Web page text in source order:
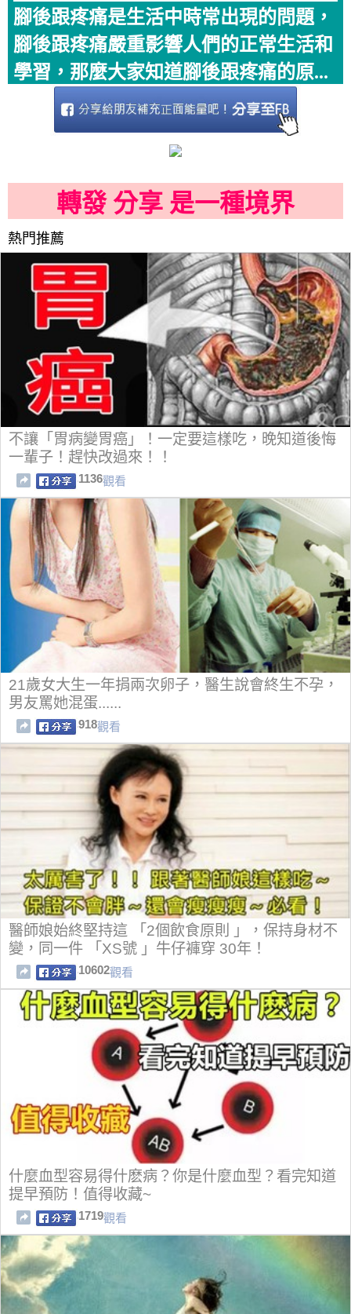
腳後跟疼痛是生活中時常出現的問題，
腳後跟疼痛嚴重影響人們的正常生活和
學習，那麼大家知道腳後跟疼痛的原...
轉發 分享 是一種境界
熱門推薦
不讓「胃病變胃癌」！一定要這樣吃，晚知道後悔
一輩子！趕快改過來！！
1136觀看
21歲女大生一年捐兩次卵子，醫生說會終生不孕，
男友罵她混蛋......
918觀看
醫師娘始終堅持這 「2個飲食原則 」，保持身材不
變，同一件 「XS號 」牛仔褲穿 30年！
10602觀看
什麼血型容易得什麽病？你是什麼血型？看完知道
提早預防！值得收藏~
1719觀看